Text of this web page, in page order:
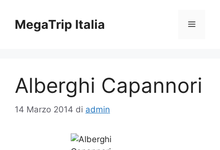
contenuto
MegaTrip Italia Menu
Alberghi Capannori
14 Marzo 2014 di admin